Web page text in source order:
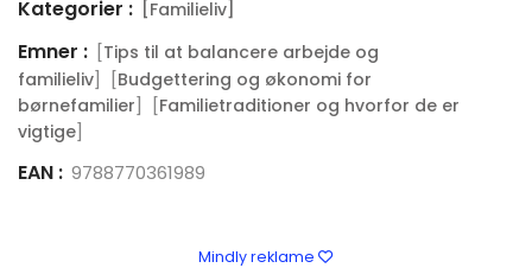
Kategorier : [Familieliv]
Emner : [Tips til at balancere arbejde og
familieliv] [Budgettering og økonomi for
børnefamilier] [Familietraditioner og hvorfor de er
vigtige]
EAN : 9788770361989
Mindly reklame